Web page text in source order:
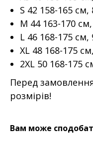
S 42 158-165
M 44 163-170
L 46 168-175
XL 48 168-175
2XL 50 168-175
Перед
розмірів!
Вам може